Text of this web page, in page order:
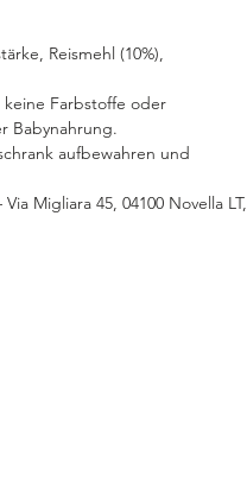
Reismehl (10%),
Farbstoffe oder
Babynahrung.
aufbewahren und
Migliara 45, 04100 Novella LT,